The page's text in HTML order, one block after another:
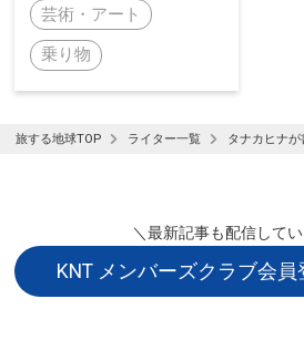
芸術・アート
乗り物
旅する地球TOP ライター一覧 タナカヒナ
＼最新記事も配信して
KNT メンバーズクラブ会員